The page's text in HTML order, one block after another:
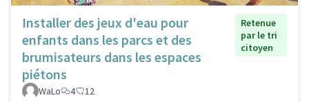
Installer des jeux d'eau pour
enfants dans les parcs et des
brumisateurs dans les espaces
piétons
Retenue
par le tri
citoyen
WaLo 4 12